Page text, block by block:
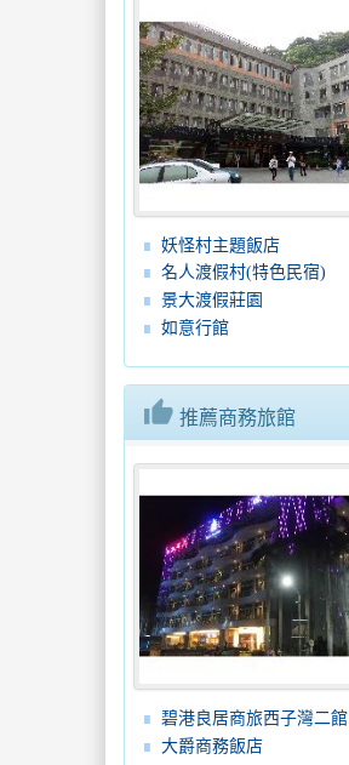
妖怪村主題飯店
名人渡假村(特色民宿)
景大渡假莊園
如意行館
thumb_up 推薦商務旅館
碧港良居商旅西子灣二館
大爵商務飯店